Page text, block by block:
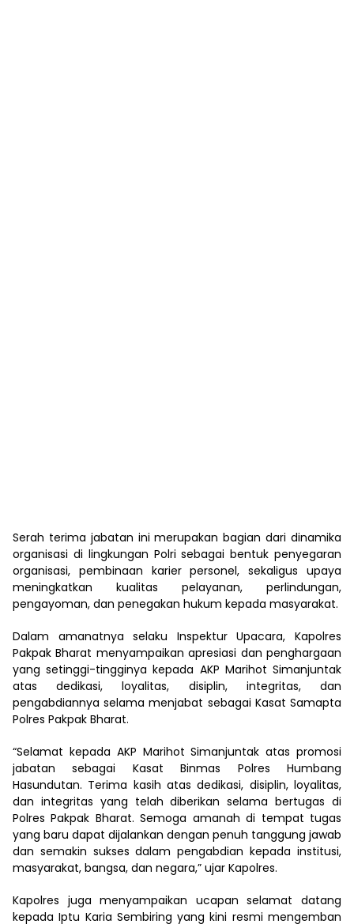
Serah terima jabatan ini merupakan bagian dari dinamika
organisasi di lingkungan Polri sebagai bentuk penyegaran
organisasi, pembinaan karier personel, sekaligus upaya
meningkatkan kualitas pelayanan, perlindungan,
pengayoman, dan penegakan hukum kepada masyarakat.
Dalam amanatnya selaku Inspektur Upacara, Kapolres
Pakpak Bharat menyampaikan apresiasi dan penghargaan
yang setinggi-tingginya kepada AKP Marihot Simanjuntak
atas dedikasi, loyalitas, disiplin, integritas, dan
pengabdiannya selama menjabat sebagai Kasat Samapta
Polres Pakpak Bharat.
“Selamat kepada AKP Marihot Simanjuntak atas promosi
jabatan sebagai Kasat Binmas Polres Humbang
Hasundutan. Terima kasih atas dedikasi, disiplin, loyalitas,
dan integritas yang telah diberikan selama bertugas di
Polres Pakpak Bharat. Semoga amanah di tempat tugas
yang baru dapat dijalankan dengan penuh tanggung jawab
dan semakin sukses dalam pengabdian kepada institusi,
masyarakat, bangsa, dan negara,” ujar Kapolres.
Kapolres juga menyampaikan ucapan selamat datang
kepada Iptu Karia Sembiring yang kini resmi mengemban